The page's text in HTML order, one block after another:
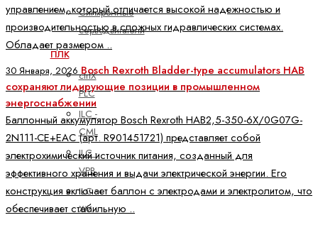
Синхронные
серводвигатели
ПЛК
ctrlX
PLC
ILC -
CML
ILC -
VPB
ILC -
XM
управлением, который отличается высокой надежностью и
производительностью в сложных гидравлических системах.
Обладает размером ..
30 Января, 2026 Bosch Rexroth Bladder-type accumulators HAB
сохраняют лидирующие позиции в промышленном
энергоснабжении
Баллонный аккумулятор Bosch Rexroth HAB2,5-350-6X/0G07G-
2N111-CE+EAC (арт. R901451721) представляет собой
электрохимический источник питания, созданный для
эффективного хранения и выдачи электрической энергии. Его
конструкция включает баллон с электродами и электролитом, что
обеспечивает стабильную ..